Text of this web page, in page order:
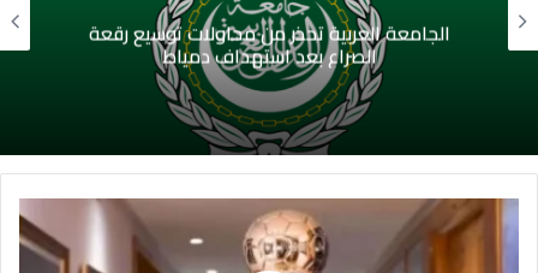
الجامعة العربية تحذر من محاولات توسيع رقعة
الصراع بعد استهداف دمياط